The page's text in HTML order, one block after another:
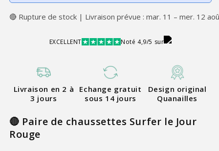
🔴 Rupture de stock | Livraison prévue : mar. 11 – mer. 12
EXCELLENT Noté 4,9/5 sur
Livraison en 2 à
3 jours
Echange gratuit
sous 14 jours
Design original
Quanailles
🔴 Paire de chaussettes Surfer le Jour
Rouge